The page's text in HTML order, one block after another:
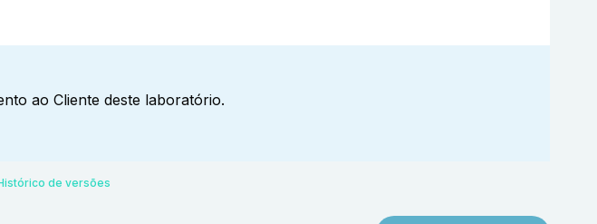
ao Cliente deste laboratório.
de versões